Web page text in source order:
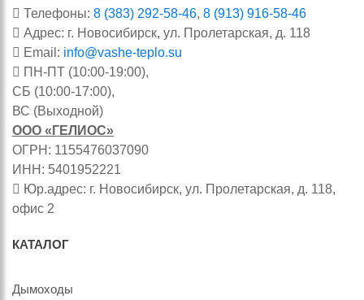
Телефоны: 8 (383) 292-58-46, 8 (913) 916-58-46
Адрес: г. Новосибирск, ул. Пролетарская, д. 118
Email: info@vashe-teplo.su
ПН-ПТ (10:00-19:00),
СБ (10:00-17:00),
ВС (Выходной)
ООО «ГЕЛИОС»
ОГРН: 1155476037090
ИНН: 5401952221
Юр.адрес: г. Новосибирск, ул. Пролетарская, д. 118,
офис 2
КАТАЛОГ
Дымоходы